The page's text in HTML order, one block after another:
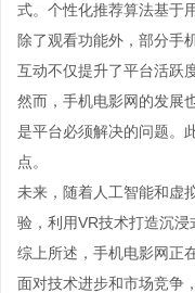
式。个性化推荐算法基于
除了观看功能外，部分手
互动不仅提升了平台活跃
然而，手机电影网的发展
是平台必须解决的问题。
点。
未来，随着人工智能和虚
验，利用VR技术打造沉
综上所述，手机电影网正
面对技术进步和市场竞争